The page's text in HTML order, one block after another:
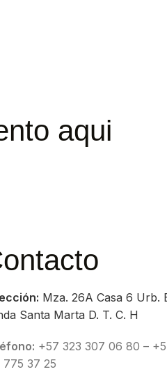
aqui
Mza. 26A Casa 6 Urb.
Santa Marta D. T. C. H
‪‪‪+57 323 307 06 80‬‬‬ –
775 37 25